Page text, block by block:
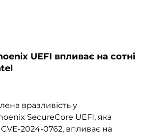
UEFI впливає на сотні
вразливість у
SecureCore UEFI, яка
CVE-2024-0762, впливає на